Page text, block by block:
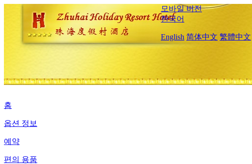
모바일 버전
한국어
English 简体中文 繁體中文
홈
옵션 정보
예약
편의 용품